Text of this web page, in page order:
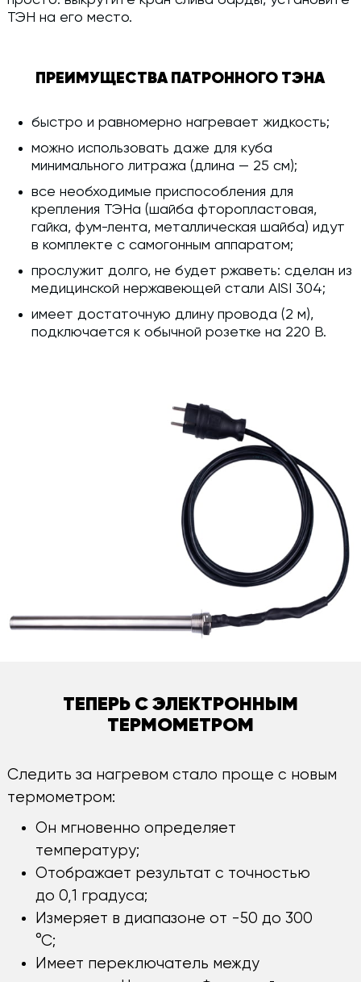
ТЭН на его место.
ПРЕИМУЩЕСТВА ПАТРОННОГО ТЭНА
быстро и равномерно нагревает жидкость;
можно использовать даже для куба
минимального литража (длина — 25 см);
все необходимые приспособления для
крепления ТЭНа (шайба фторопластовая,
гайка, фум-лента, металлическая шайба) идут
в комплекте с самогонным аппаратом;
прослужит долго, не будет ржаветь: сделан из
медицинской нержавеющей стали AISI 304;
имеет достаточную длину провода (2 м),
подключается к обычной розетке на 220 В.
ТЕПЕРЬ С ЭЛЕКТРОННЫМ
ТЕРМОМЕТРОМ
Следить за нагревом стало проще с новым
термометром:
Он мгновенно определяет
температуру;
Отображает результат с точностью
до 0,1 градуса;
Измеряет в диапазоне от -50 до 300
°С;
Имеет переключатель между